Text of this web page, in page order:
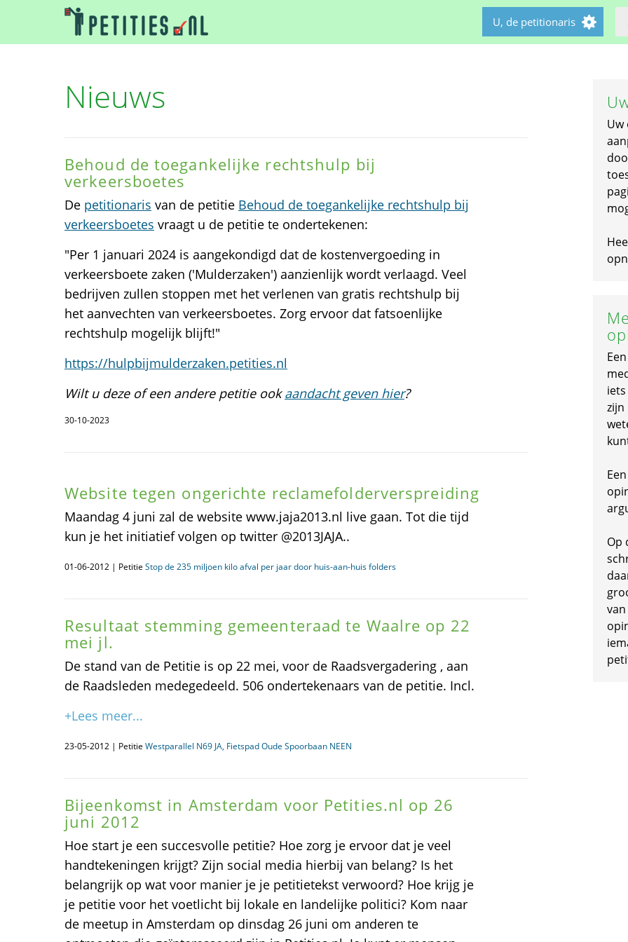
U, de petitionaris
Nieuws
Behoud de toegankelijke rechtshulp bij
verkeersboetes
De petitionaris van de petitie Behoud de toegankelijke rechtshulp bij
verkeersboetes vraagt u de petitie te ondertekenen:
"Per 1 januari 2024 is aangekondigd dat de kostenvergoeding in
verkeersboete zaken ('Mulderzaken') aanzienlijk wordt verlaagd. Veel
bedrijven zullen stoppen met het verlenen van gratis rechtshulp bij
het aanvechten van verkeersboetes. Zorg ervoor dat fatsoenlijke
rechtshulp mogelijk blijft!"
https://hulpbijmulderzaken.petities.nl
Wilt u deze of een andere petitie ookaandacht geven hier?
30-10-2023
Website tegen ongerichte reclamefolderverspreiding
Maandag 4 juni zal de website www.jaja2013.nl live gaan. Tot die tijd
kun je het initiatief volgen op twitter @2013JAJA..
01-06-2012 | Petitie Stop de 235 miljoen kilo afval per jaar door huis-aan-huis folders
Resultaat stemming gemeenteraad te Waalre op 22
mei jl.
De stand van de Petitie is op 22 mei, voor de Raadsvergadering , aan
de Raadsleden medegedeeld. 506 ondertekenaars van de petitie. Incl.
+Lees meer...
23-05-2012 | Petitie Westparallel N69 JA, Fietspad Oude Spoorbaan NEEN
Bijeenkomst in Amsterdam voor Petities.nl op 26
juni 2012
Hoe start je een succesvolle petitie? Hoe zorg je ervoor dat je veel
handtekeningen krijgt? Zijn social media hierbij van belang? Is het
belangrijk op wat voor manier je je petitietekst verwoord? Hoe krijg je
je petitie voor het voetlicht bij lokale en landelijke politici? Kom naar
de meetup in Amsterdam op dinsdag 26 juni om anderen te
Uw
zijn
Op